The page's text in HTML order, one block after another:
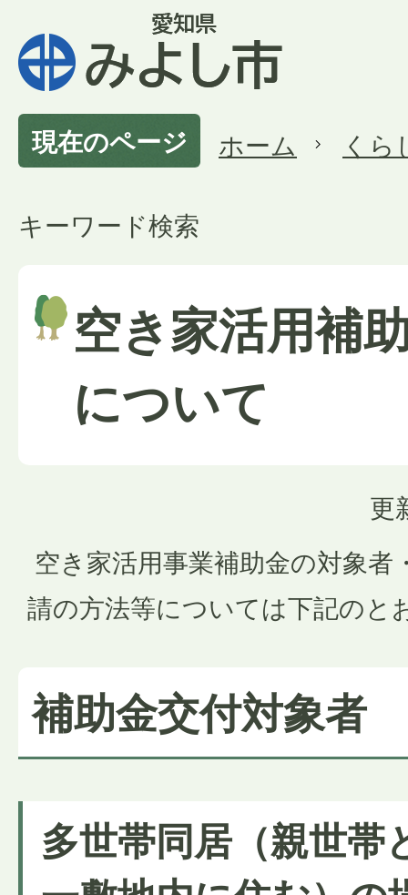
現在のページ ホーム くら
キーワード検索
空き家活用補
について
更
空き家活用事業補助金の対象者
請の方法等については下記のと
補助金交付対象者
多世帯同居（親世帯